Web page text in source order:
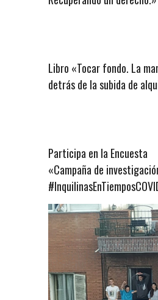
Libro «Tocar fondo. La
detrás de la subida de
Participa en la Encuesta
«Campaña de